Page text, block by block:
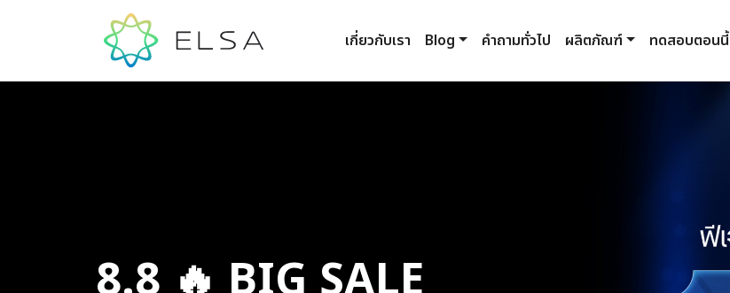
เกี่ยวกับเรา Blog คำถามทั่วไป ผลิตภัณฑ์ ทดสอบตอนนี้